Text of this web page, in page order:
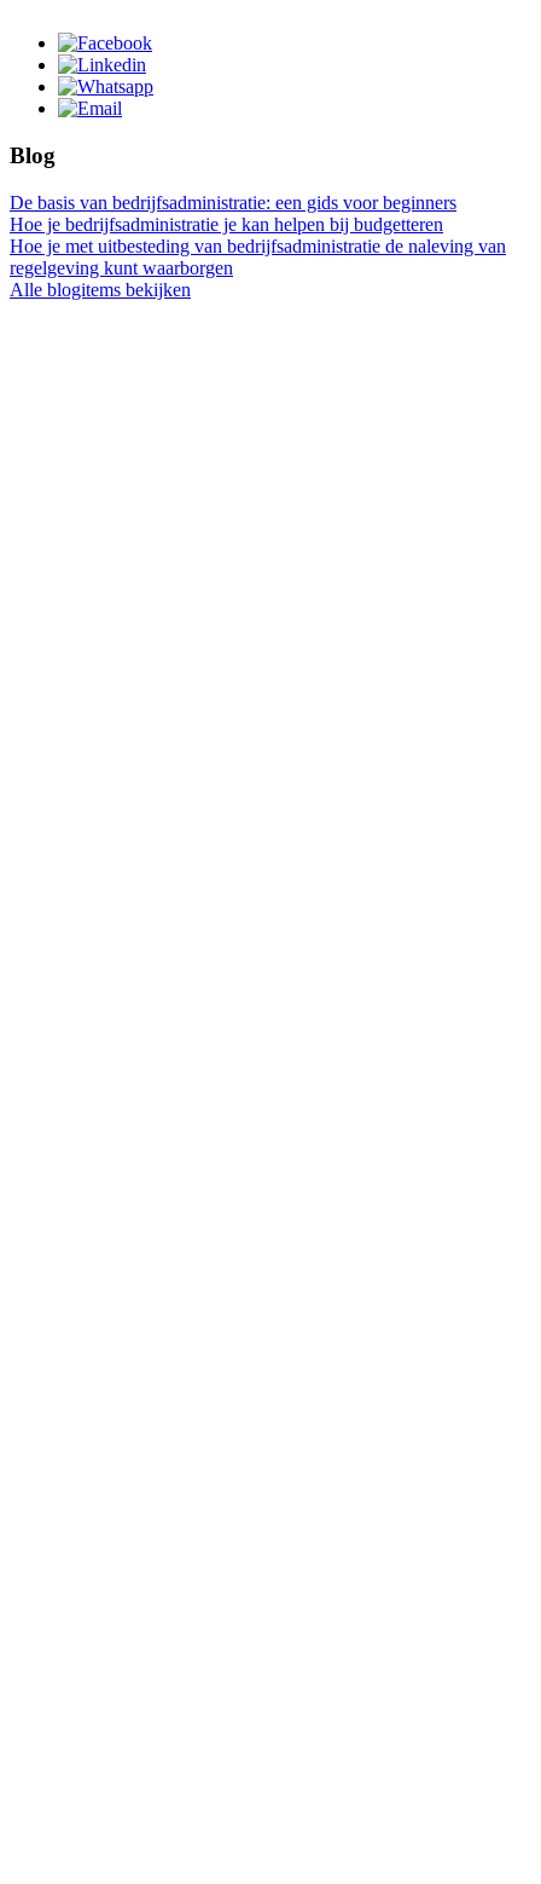
Blog
De basis van bedrijfsadministratie: een gids voor beginners
Hoe je bedrijfsadministratie je kan helpen bij budgetteren
Hoe je met uitbesteding van bedrijfsadministratie de naleving van
regelgeving kunt waarborgen
Alle blogitems bekijken